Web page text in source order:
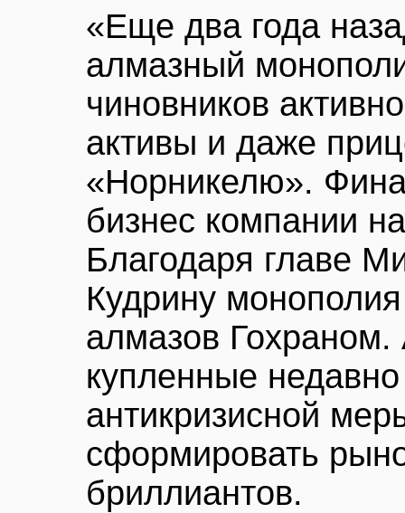
«Еще два года
алмазный
чиновников
активы и даже
«Норникелю».
бизнес компании
Благодаря главе
Кудрину
алмазов
купленные
антикризисной
сформировать
бриллиантов.